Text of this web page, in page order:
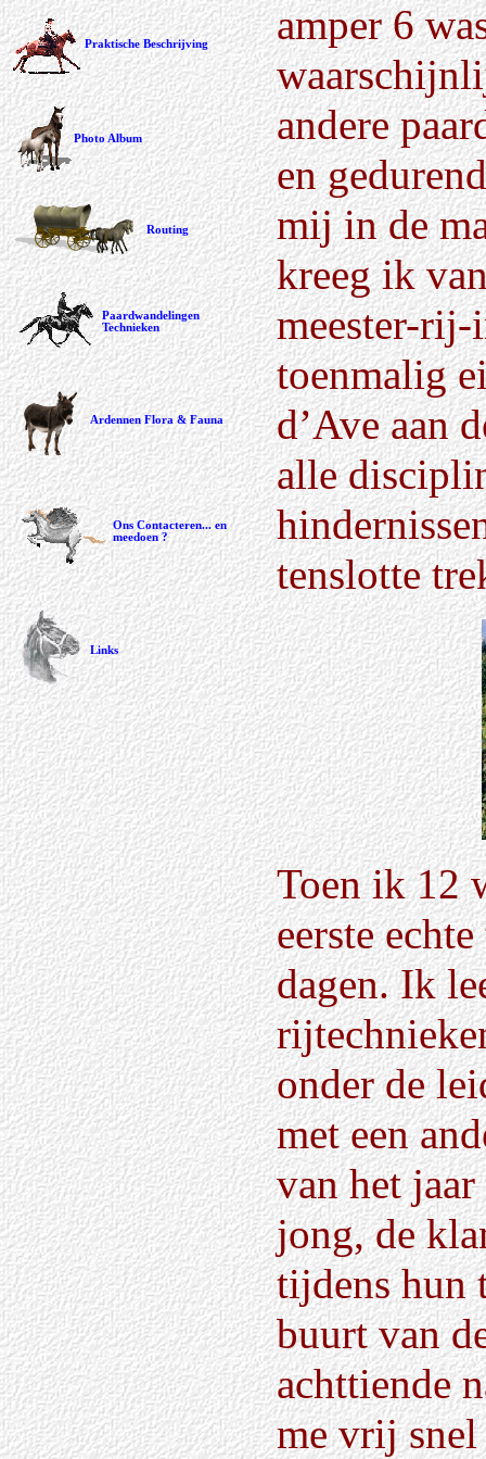
Praktische Beschrijving
Photo Album
Routing
Paardwandelingen
Technieken
Ardennen Flora & Fauna
Ons Contacteren... en
meedoen ?
Links
amper 6
andere
en
mij in de
kreeg ik
meester-
toenmalig
d’Ave aan
alle
tenslotte
Toen ik 12
eerste
dagen. Ik
onder de
met een
van het
jong, de
tijdens hun
buurt van
achttiende
me vrij